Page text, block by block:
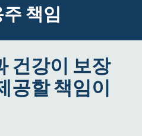
책임
건강이 보장
공할 책임이